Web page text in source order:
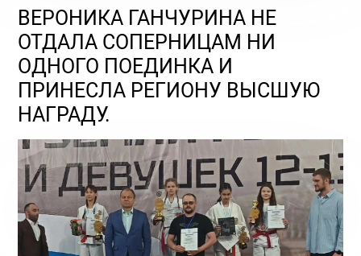
ВЕРОНИКА ГАНЧУРИНА НЕ
ОТДАЛА СОПЕРНИЦАМ НИ
ОДНОГО ПОЕДИНКА И
ПРИНЕСЛА РЕГИОНУ ВЫСШУЮ
НАГРАДУ.